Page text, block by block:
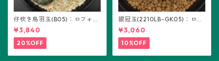
仔吹き烏羽玉(B05)：ロフォフ
ォラ属
¥3,840
20%OFF
銀冠玉(2210LB-GK05)：ロフ
ォフォラ属 ※実生
¥3,060
10%OFF